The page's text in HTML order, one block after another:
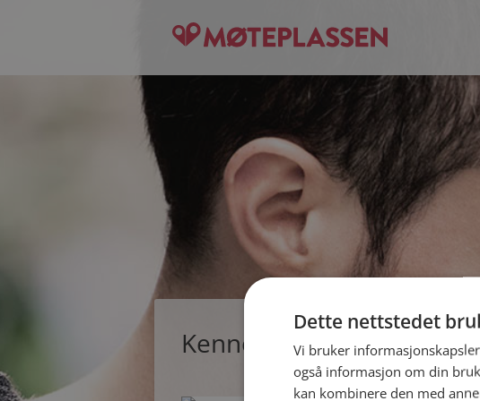
Kenneth, single mann
Dette nettstedet
Vi bruker
også informasjon om din
kan kombinere den med